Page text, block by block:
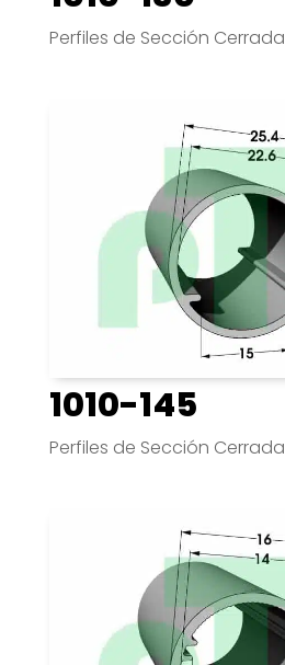
Perfiles de Sección Cerrada
1010-145
Perfiles de Sección Cerrada